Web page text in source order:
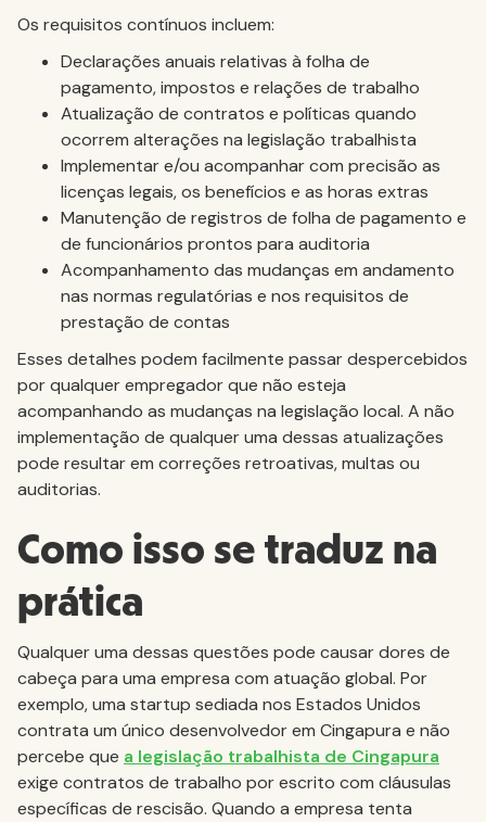
Os requisitos contínuos incluem:
Declarações anuais relativas à folha de
pagamento, impostos e relações de trabalho
Atualização de contratos e políticas quando
ocorrem alterações na legislação trabalhista
Implementar e/ou acompanhar com precisão as
licenças legais, os benefícios e as horas extras
Manutenção de registros de folha de pagamento e
de funcionários prontos para auditoria
Acompanhamento das mudanças em andamento
nas normas regulatórias e nos requisitos de
prestação de contas
Esses detalhes podem facilmente passar despercebidos
por qualquer empregador que não esteja
acompanhando as mudanças na legislação local. A não
implementação de qualquer uma dessas atualizações
pode resultar em correções retroativas, multas ou
auditorias.
Como isso se traduz na
prática
Qualquer uma dessas questões pode causar dores de
cabeça para uma empresa com atuação global. Por
exemplo, uma startup sediada nos Estados Unidos
contrata um único desenvolvedor em Cingapura e não
percebe que a legislação trabalhista de Cingapura
exige contratos de trabalho por escrito com cláusulas
específicas de rescisão. Quando a empresa tenta